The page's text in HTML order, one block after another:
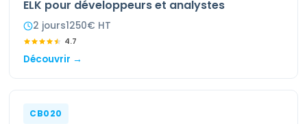
ELK pour développeurs et analystes
2 jours1250€ HT
4.7
Découvrir →
CB020